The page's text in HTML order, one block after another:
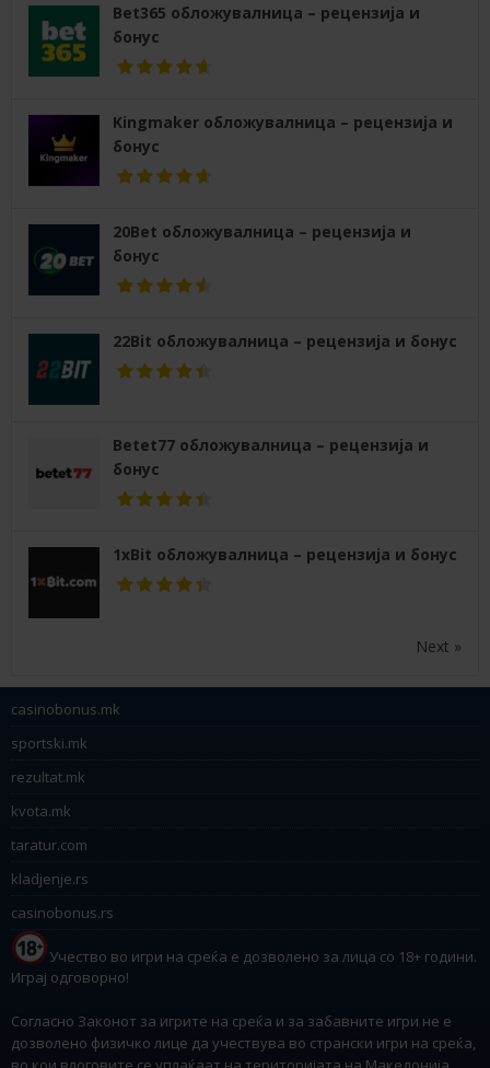
Bet365 обложувалница – рецензија и
бонус
Kingmaker обложувалница – рецензија и
бонус
20Bet обложувалница – рецензија и
бонус
22Bit обложувалница – рецензија и бонус
Betet77 обложувалница – рецензија и
бонус
1xBit обложувалница – рецензија и бонус
Next »
casinobonus.mk
sportski.mk
rezultat.mk
kvota.mk
taratur.com
kladjenje.rs
casinobonus.rs
Учество во игри на среќа е дозволено за лица со 18+ години.
Играј одговорно!
Согласно Законот за игрите на среќа и за забавните игри не е
дозволено физичко лице да учествува во странски игри на среќа,